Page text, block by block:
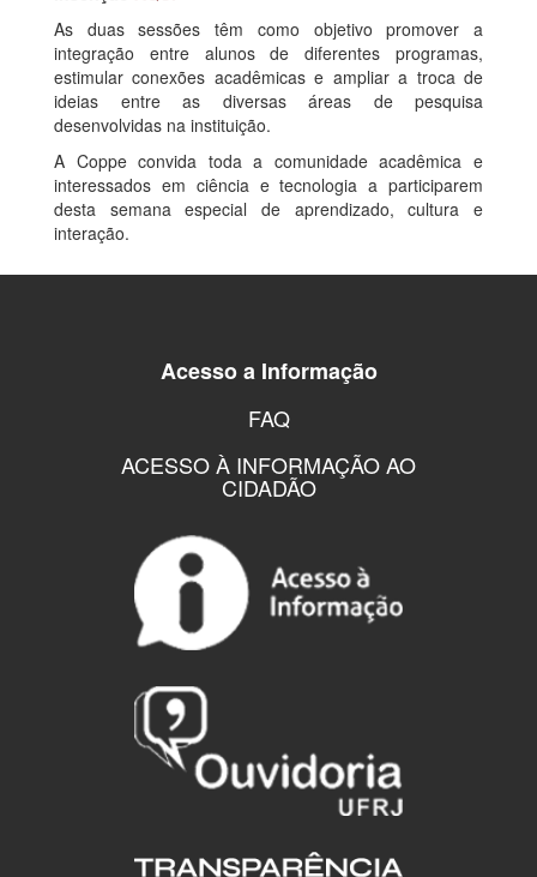
As duas sessões têm como objetivo promover a
integração entre alunos de diferentes programas,
estimular conexões acadêmicas e ampliar a troca de
ideias entre as diversas áreas de pesquisa
desenvolvidas na instituição.
A Coppe convida toda a comunidade acadêmica e
interessados em ciência e tecnologia a participarem
desta semana especial de aprendizado, cultura e
interação.
Acesso a Informação
FAQ
ACESSO À INFORMAÇÃO AO
CIDADÃO